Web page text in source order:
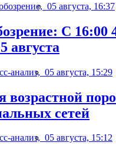
05 августа, 16:37
С 16:00
августа
анализ, 05 августа, 15:29
возрастной
сетей
анализ, 05 августа, 15:12